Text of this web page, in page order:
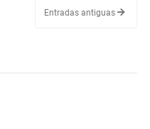
Entradas antiguas